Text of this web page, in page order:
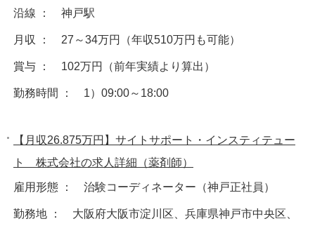
沿線 ： 神戸駅
月収 ： 27～34万円（年収510万円も可能）
賞与 ： 102万円（前年実績より算出）
勤務時間 ： 1）09:00～18:00
【月収26.875万円】サイトサポート・インスティテュー
ト 株式会社の求人詳細（薬剤師）
雇用形態 ： 治験コーディネーター（神戸正社員）
勤務地 ： 大阪府大阪市淀川区、兵庫県神戸市中央区、